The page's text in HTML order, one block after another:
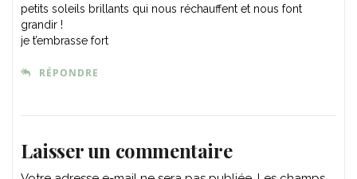
petits soleils brillants qui nous réchauffent et nous font
grandir !
je t’embrasse fort
RÉPONDRE
Laisser un commentaire